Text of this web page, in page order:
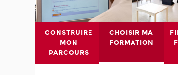
CONSTRUIRE
MON
PARCOURS
CHOISIR MA
FORMATION